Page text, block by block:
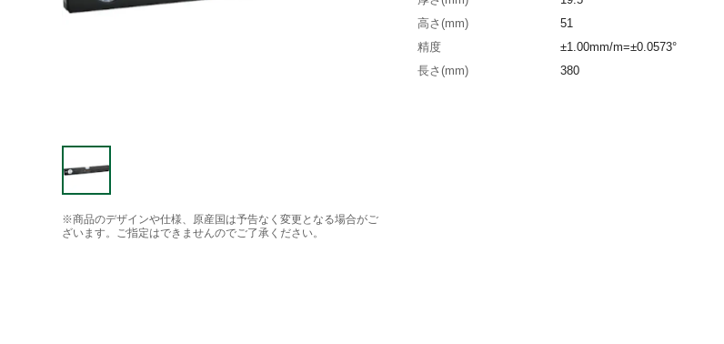
※商品のデザインや仕様、原産国は予告なく変更となる場合がご
ざいます。ご指定はできませんのでご了承ください。
高さ(mm)
51
精度
±1.00mm/m=±0.0573°
長さ(mm)
380